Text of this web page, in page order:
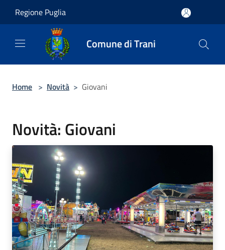
Regione Puglia
Comune di Trani
Home > Novità > Giovani
Novità: Giovani